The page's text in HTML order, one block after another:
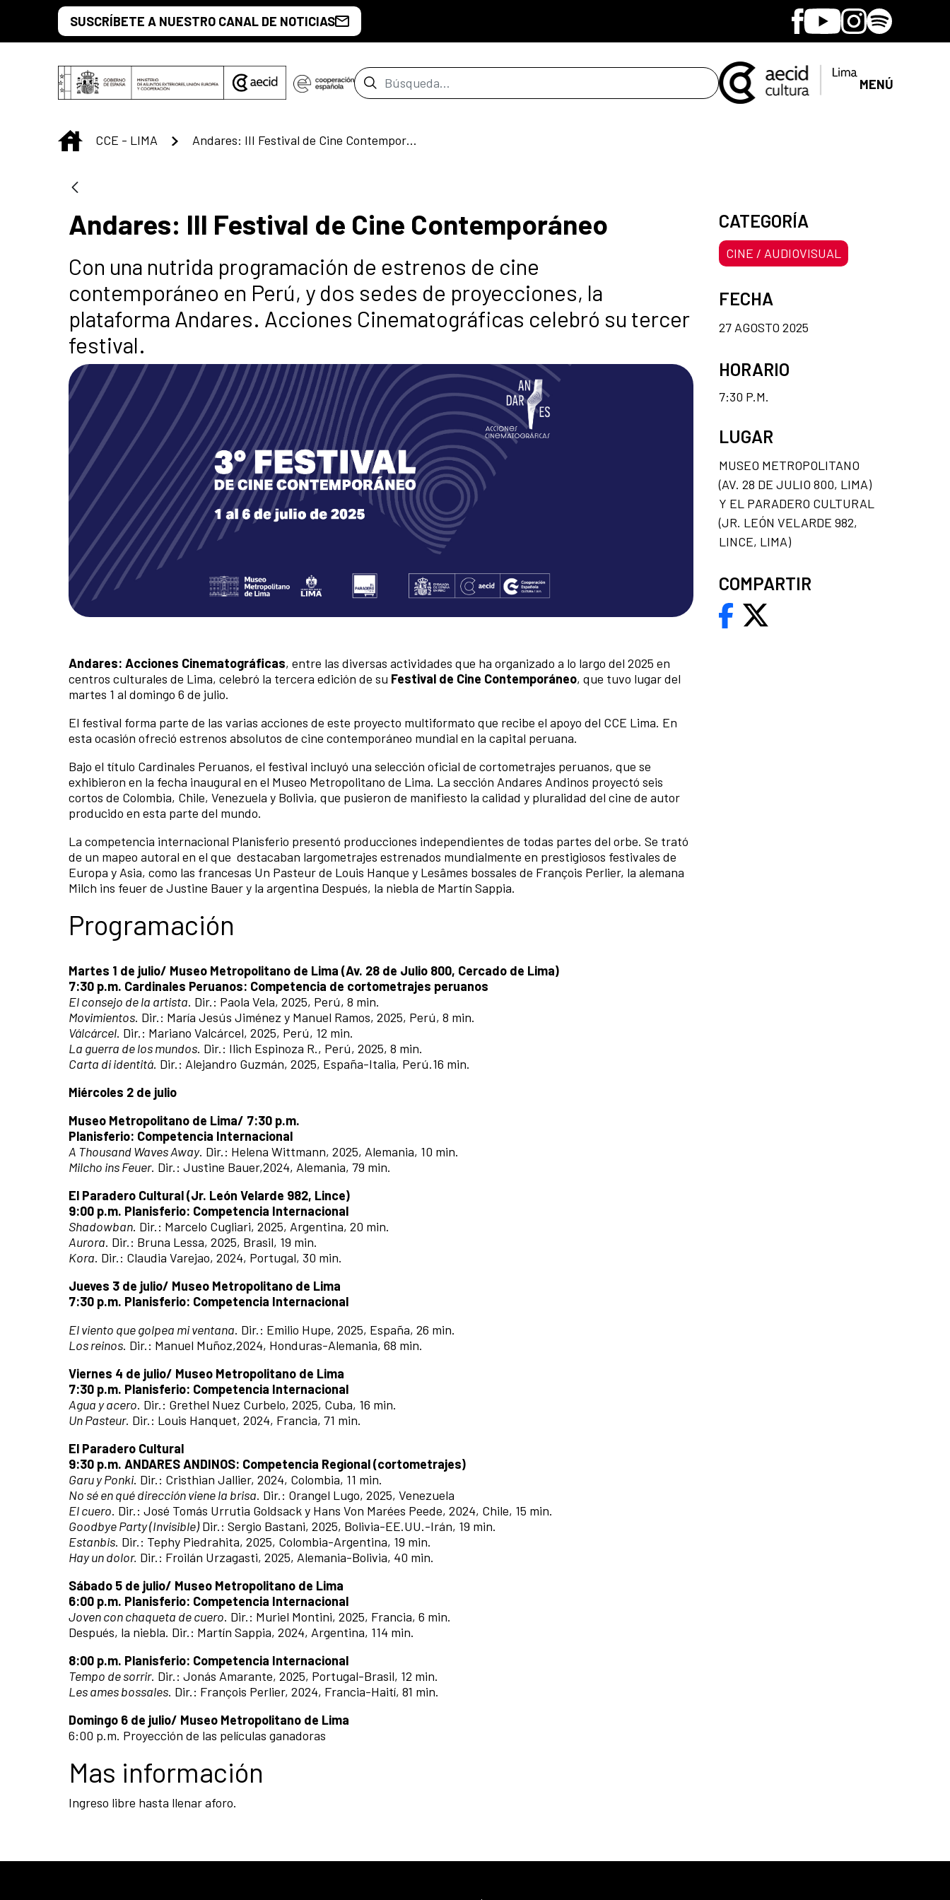
Saltar al contenido principal
SUSCRÍBETE A NUESTRO CANAL DE NOTICIAS Facebook
YoutubeInstagram
Spotify
Barra de búsqueda MENÚ
INICIO
CCE - LIMA Andares: III Festival de Cine Contemporáneo
Andares: III Festival de Cine Contemporáneo
Con una nutrida programación de estrenos de cine
contemporáneo en Perú, y dos sedes de proyecciones, la
plataforma Andares. Acciones Cinematográficas celebró su tercer
festival.
Andares: Acciones Cinematográficas, entre las diversas actividades que ha organizado a lo largo del 2025 en
centros culturales de Lima, celebró la tercera edición de su Festival de Cine Contemporáneo, que tuvo lugar del
martes 1 al domingo 6 de julio.
El festival forma parte de las varias acciones de este proyecto multiformato que recibe el apoyo del CCE Lima. En
esta ocasión ofreció estrenos absolutos de cine contemporáneo mundial en la capital peruana.
Bajo el título Cardinales Peruanos, el festival incluyó una selección oficial de cortometrajes peruanos, que se
exhibieron en la fecha inaugural en el Museo Metropolitano de Lima. La sección Andares Andinos proyectó seis
cortos de Colombia, Chile, Venezuela y Bolivia, que pusieron de manifiesto la calidad y pluralidad del cine de autor
producido en esta parte del mundo.
La competencia internacional Planisferio presentó producciones independientes de todas partes del orbe. Se trató
de un mapeo autoral en el que destacaban largometrajes estrenados mundialmente en prestigiosos festivales de
Europa y Asia, como las francesas Un Pasteur de Louis Hanque y Lesâmes bossales de François Perlier, la alemana
Milch ins feuer de Justine Bauer y la argentina Después, la niebla de Martín Sappia.
Programación
Martes 1 de julio/ Museo Metropolitano de Lima (Av. 28 de Julio 800, Cercado de Lima)
7:30 p.m. Cardinales Peruanos: Competencia de cortometrajes peruanos
El consejo de la artista. Dir.: Paola Vela, 2025, Perú, 8 min.
Movimientos. Dir.: María Jesús Jiménez y Manuel Ramos, 2025, Perú, 8 min.
Válcárcel. Dir.: Mariano Valcárcel, 2025, Perú, 12 min.
La guerra de los mundos. Dir.: Ilich Espinoza R., Perú, 2025, 8 min.
Carta di identitá. Dir.: Alejandro Guzmán, 2025, España-Italia, Perú.16 min.
Miércoles 2 de julio
Museo Metropolitano de Lima/ 7:30 p.m.
Planisferio: Competencia Internacional
A Thousand Waves Away. Dir.: Helena Wittmann, 2025, Alemania, 10 min.
Milcho ins Feuer. Dir.: Justine Bauer,2024, Alemania, 79 min.
El Paradero Cultural (Jr. León Velarde 982, Lince)
9:00 p.m. Planisferio: Competencia Internacional
Shadowban. Dir.: Marcelo Cugliari, 2025, Argentina, 20 min.
Aurora. Dir.: Bruna Lessa, 2025, Brasil, 19 min.
Kora. Dir.: Claudia Varejao, 2024, Portugal, 30 min.
Jueves 3 de julio/ Museo Metropolitano de Lima
7:30 p.m. Planisferio: Competencia Internacional
El viento que golpea mi ventana. Dir.: Emilio Hupe, 2025, España, 26 min.
Los reinos. Dir.: Manuel Muñoz,2024, Honduras-Alemania, 68 min.
Viernes 4 de julio/ Museo Metropolitano de Lima
7:30 p.m. Planisferio: Competencia Internacional
Agua y acero. Dir.: Grethel Nuez Curbelo, 2025, Cuba, 16 min.
Un Pasteur. Dir.: Louis Hanquet, 2024, Francia, 71 min.
El Paradero Cultural
9:30 p.m. ANDARES ANDINOS: Competencia Regional (cortometrajes)
Garu y Ponki. Dir.: Cristhian Jallier, 2024, Colombia, 11 min.
No sé en qué dirección viene la brisa. Dir.: Orangel Lugo, 2025, Venezuela
El cuero. Dir.: José Tomás Urrutia Goldsack y Hans Von Marées Peede, 2024, Chile, 15 min.
Goodbye Party (Invisible)Dir.: Sergio Bastani, 2025, Bolivia-EE.UU.-Irán, 19 min.
Estanbis. Dir.: Tephy Piedrahita, 2025, Colombia-Argentina, 19 min.
Hay un dolor. Dir.: Froilán Urzagasti, 2025, Alemania-Bolivia, 40 min.
Sábado 5 de julio/ Museo Metropolitano de Lima
6:00 p.m. Planisferio: Competencia Internacional
Joven con chaqueta de cuero. Dir.: Muriel Montini, 2025, Francia, 6 min.
Después, la niebla. Dir.: Martín Sappia, 2024, Argentina, 114 min.
8:00 p.m. Planisferio: Competencia Internacional
Tempo de sorrir. Dir.: Jonás Amarante, 2025, Portugal-Brasil, 12 min.
Les ames bossales. Dir.: François Perlier, 2024, Francia-Haití, 81 min.
Domingo 6 de julio/ Museo Metropolitano de Lima
6:00 p.m. Proyección de las películas ganadoras
Mas información
Ingreso libre hasta llenar aforo.
CATEGORÍA
CINE / AUDIOVISUAL
FECHA
27 AGOSTO 2025
HORARIO
7:30 P.M.
LUGAR
MUSEO METROPOLITANO
(AV. 28 DE JULIO 800, LIMA)
Y EL PARADERO CULTURAL
(JR. LEÓN VELARDE 982,
LINCE, LIMA)
COMPARTIR